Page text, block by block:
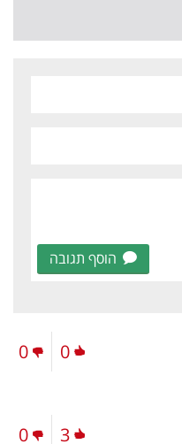
הוסף תגובה
0
0
3
0